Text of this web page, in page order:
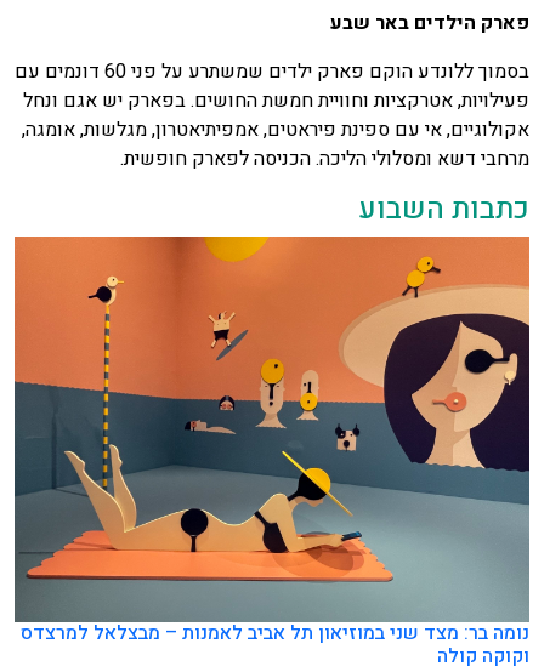
פארק הילדים באר שבע
בסמוך ללונדע הוקם פארק ילדים שמשתרע על פני 60 דונמים עם
פעילויות, אטרקציות וחוויית חמשת החושים. בפארק יש אגם ונחל
אקולוגיים, אי עם ספינת פיראטים, אמפיתיאטרון, מגלשות, אומגה,
מרחבי דשא ומסלולי הליכה. הכניסה לפארק חופשית.
כתבות השבוע
נומה בר: מצד שני במוזיאון תל אביב לאמנות – מבצלאל למרצדס
וקוקה קולה